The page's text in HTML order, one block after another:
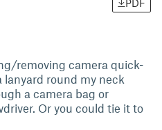
removing camera quick-
lanyard round my neck
a camera bag or
Or you could tie it to